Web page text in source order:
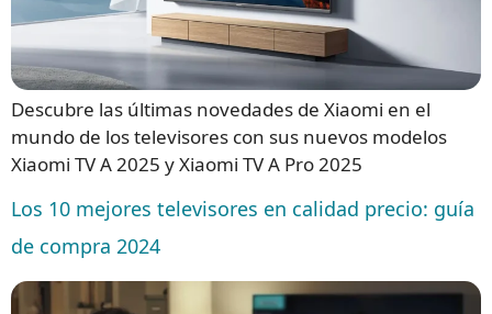
Descubre las últimas novedades de Xiaomi en el
mundo de los televisores con sus nuevos modelos
Xiaomi TV A 2025 y Xiaomi TV A Pro 2025
Los 10 mejores televisores en calidad precio: guía
de compra 2024